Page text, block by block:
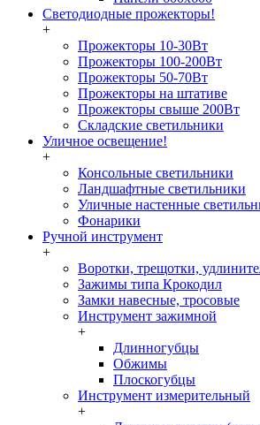
Светодиодные прожекторы!
+
Прожекторы 10-30Вт
Прожекторы 100-200Вт
Прожекторы 50-70Вт
Прожекторы на штативе
Прожекторы свыше 200Вт
Складские светильники
Уличное освещение!
+
Консольные светильники
Ландшафтные светильники
Уличные настенные
Фонарики
Ручной инструмент
+
Воротки, трещотки,
Зажимы типа Крокодил
Замки навесные, тросовые
Инструмент зажимной
+
Длинногубцы
Обжимы
Плоскогубцы
Инструмент измерительный
+